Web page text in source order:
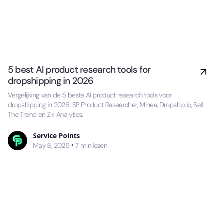
5 best AI product research tools for
dropshipping in 2026
Vergelijking van de 5 beste AI product research tools voor
dropshipping in 2026: SP Product Researcher, Minea, Dropship.io, Sell
The Trend en Zik Analytics.
Service Points
May 8, 2026 • 7 min lezen